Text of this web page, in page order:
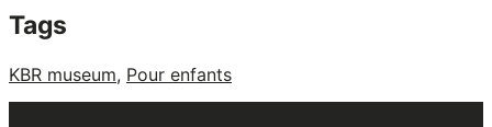
Tags
KBR museum, Pour enfants